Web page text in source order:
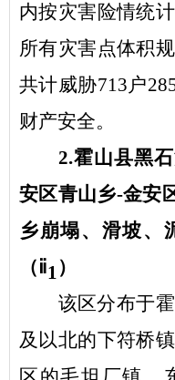
内按灾害险情统
所有灾害点体积
共计威胁713户
财产安全。
2.霍山县黑
安区青山乡-金安
乡崩塌、滑坡、
（ⅱ1 ）
该区分布于
及以北的下符桥